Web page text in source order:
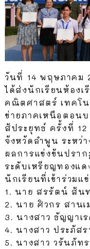
วันที่ 14 พฤษภาคม
ได้ส่งนักเรียนห้องเ
คณิตศาสตร์ เทคโน
ข่ายภาคเหนือตอน
สัประยุทธ์ ครั้งที่
จังหวัดลำพูน ระหว่
ผลการแข่งขันปราก
ระดับเหรียญทองแ
นักเรียนที่เข้าร่วมแ
1. นาย สรรัตน์ สัน
2. นาย ศิวกร สานเ
3. นางสาว ธัญญาเ
4. นางสาว ประภัส
5. นางสาว วรันภัท